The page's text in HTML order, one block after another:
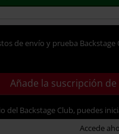
de envío y prueba
Añade la suscripción
del Backstage Club, puedes
Accede